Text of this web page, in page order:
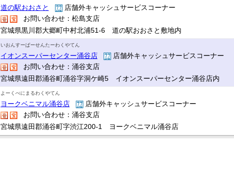
道の駅おおさと
店舗外キャッシュサービスコーナー
お問い合わせ：松島支店
宮城県黒川郡大郷町中村北浦51-6 道の駅おおさと敷地内
いおんすーぱーせんたーわくやてん
イオンスーパーセンター涌谷店
店舗外キャッシュサービスコーナー
お問い合わせ：涌谷支店
宮城県遠田郡涌谷町涌谷字洞ケ崎5 イオンスーパーセンター涌谷店内
よーくべにまるわくやてん
ヨークベニマル涌谷店
店舗外キャッシュサービスコーナー
お問い合わせ：涌谷支店
宮城県遠田郡涌谷町字渋江200-1 ヨークベニマル涌谷店